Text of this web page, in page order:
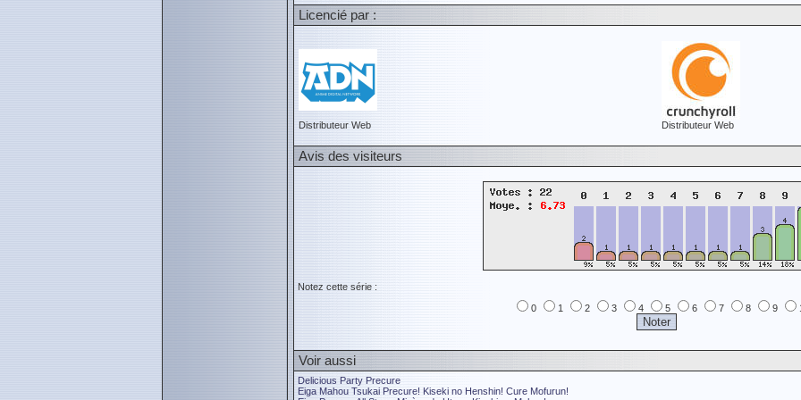
Licencié par :
Distributeur Web Distributeur Web
Avis des visiteurs
Notez cette série :
0
1 2 3 4 5 6 7 8 9
Voir aussi
Delicious Party Precure
Eiga Mahou Tsukai Precure! Kiseki no Henshin! Cure Mofurun!